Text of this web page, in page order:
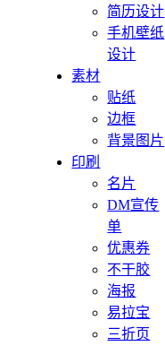
简历设计
手机壁纸
设计
素材
贴纸
边框
背景图片
印刷
名片
DM宣传
单
优惠券
不干胶
海报
易拉宝
三折页